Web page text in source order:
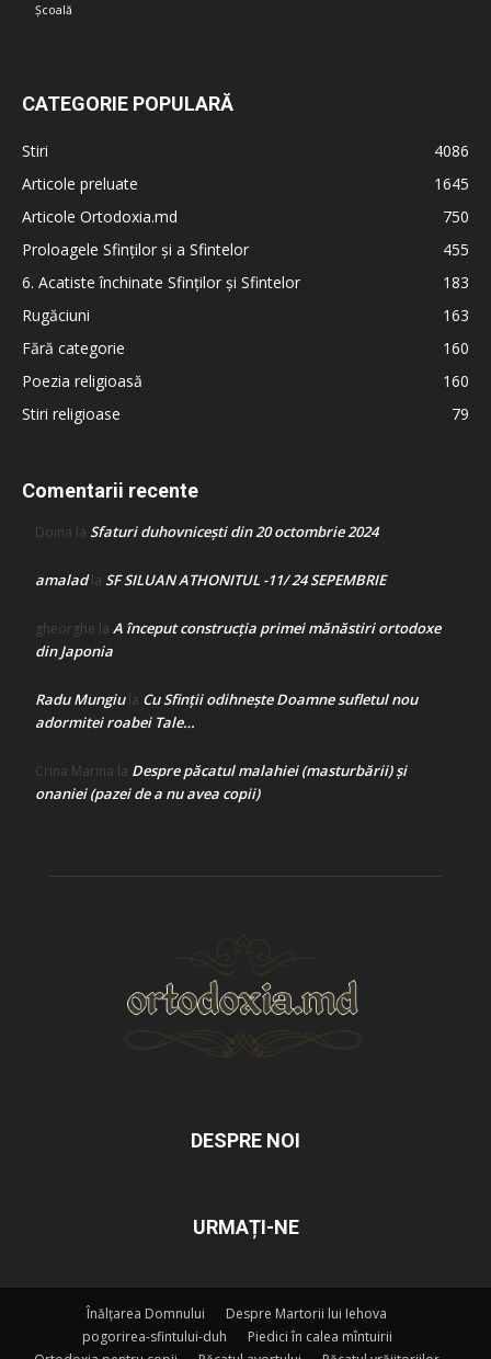
Școală
CATEGORIE POPULARĂ
Stiri
4086
Articole preluate
1645
Articole Ortodoxia.md
750
Proloagele Sfinților și a Sfintelor
455
6. Acatiste închinate Sfinților și Sfintelor
183
Rugăciuni
163
Fără categorie
160
Poezia religioasă
160
Stiri religioase
79
Comentarii recente
Doina la Sfaturi duhovnicești din 20 octombrie 2024
amaladla SF SILUAN ATHONITUL -11/ 24 SEPEMBRIE
gheorghe la A început construcţia primei mănăstiri ortodoxe
din Japonia
Radu Mungiula Cu Sfinții odihnește Doamne sufletul nou
adormitei roabei Tale…
Crina Marina la Despre păcatul malahiei (masturbării) şi
onaniei (pazei de a nu avea copii)
DESPRE NOI
URMAȚI-NE
Înălțarea Domnului
Despre Martorii lui Iehova
pogorirea-sfintului-duh
Piedici în calea mîntuirii